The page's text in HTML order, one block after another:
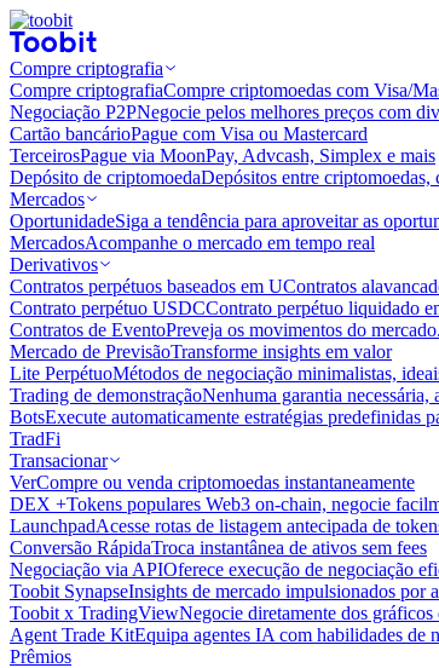
Compre criptografia
Compre criptografiaCompre criptomoedas com Visa/
Negociação P2PNegocie pelos melhores preços com
Cartão bancárioPague com Visa ou Mastercard
TerceirosPague via MoonPay, Advcash, Simplex e mais
Depósito de criptomoedaDepósitos entre criptomoedas,
Mercados
OportunidadeSiga a tendência para aproveitar as
MercadosAcompanhe o mercado em tempo real
Derivativos
Contratos perpétuos baseados em UContratos
Contrato perpétuo USDCContrato perpétuo liquidado
Contratos de EventoPreveja os movimentos do
Mercado de PrevisãoTransforme insights em valor
Lite PerpétuoMétodos de negociação minimalistas,
Trading de demonstraçãoNenhuma garantia necessária,
BotsExecute automaticamente estratégias predefinidas
TradFi
Transacionar
VerCompre ou venda criptomoedas instantaneamente
DEX +Tokens populares Web3 on-chain, negocie
LaunchpadAcesse rotas de listagem antecipada de
Conversão RápidaTroca instantânea de ativos sem fees
Negociação via APIOferece execução de negociação
Toobit SynapseInsights de mercado impulsionados por
Toobit x TradingViewNegocie diretamente dos
Agent Trade KitEquipa agentes IA com habilidades de
Prêmios